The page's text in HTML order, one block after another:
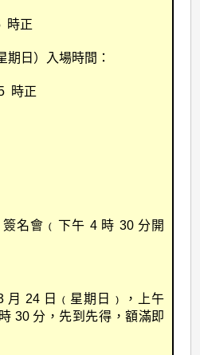
時正
期日）入場時間：
時正
名會﹙下午 4 時 30 分開
月 24 日﹙星期日﹚，上午
30 分，先到先得，額滿即